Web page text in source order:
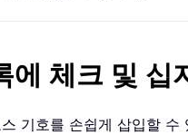
체크 및 십
기호를 손쉽게 삽입할